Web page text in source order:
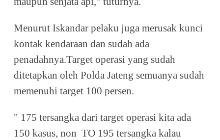
Menurut Iskandar pelaku juga merusak kunci
kontak kendaraan dan sudah ada
penadahnya.Target operasi yang sudah
ditetapkan oleh Polda Jateng semuanya sudah
memenuhi target 100 persen.
" 175 tersangka dari target operasi kita ada
150 kasus, non TO 195 tersangka kalau